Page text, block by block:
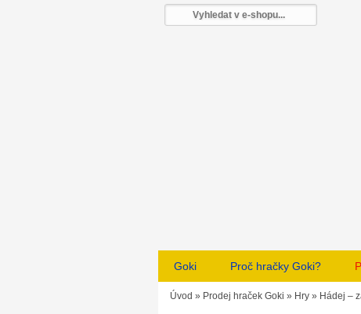
Goki Proč hračky Goki?
Úvod » Prodej hraček Goki » Hry » Hádej –